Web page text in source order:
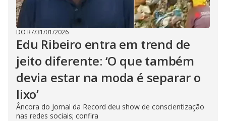
DO R7/31/01/2026
Edu Ribeiro entra em trend de
jeito diferente: ‘O que também
devia estar na moda é separar o
lixo’
Âncora do Jornal da Record deu show de conscientização
nas redes sociais; confira